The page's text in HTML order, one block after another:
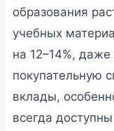
образования
учебных
на 12–14%,
покупательную
вклады,
всегда